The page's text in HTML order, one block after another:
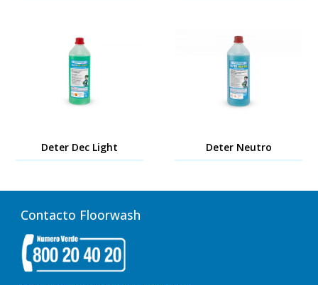
Deter Dec Light Deter Neutro
Contacto Floorwash